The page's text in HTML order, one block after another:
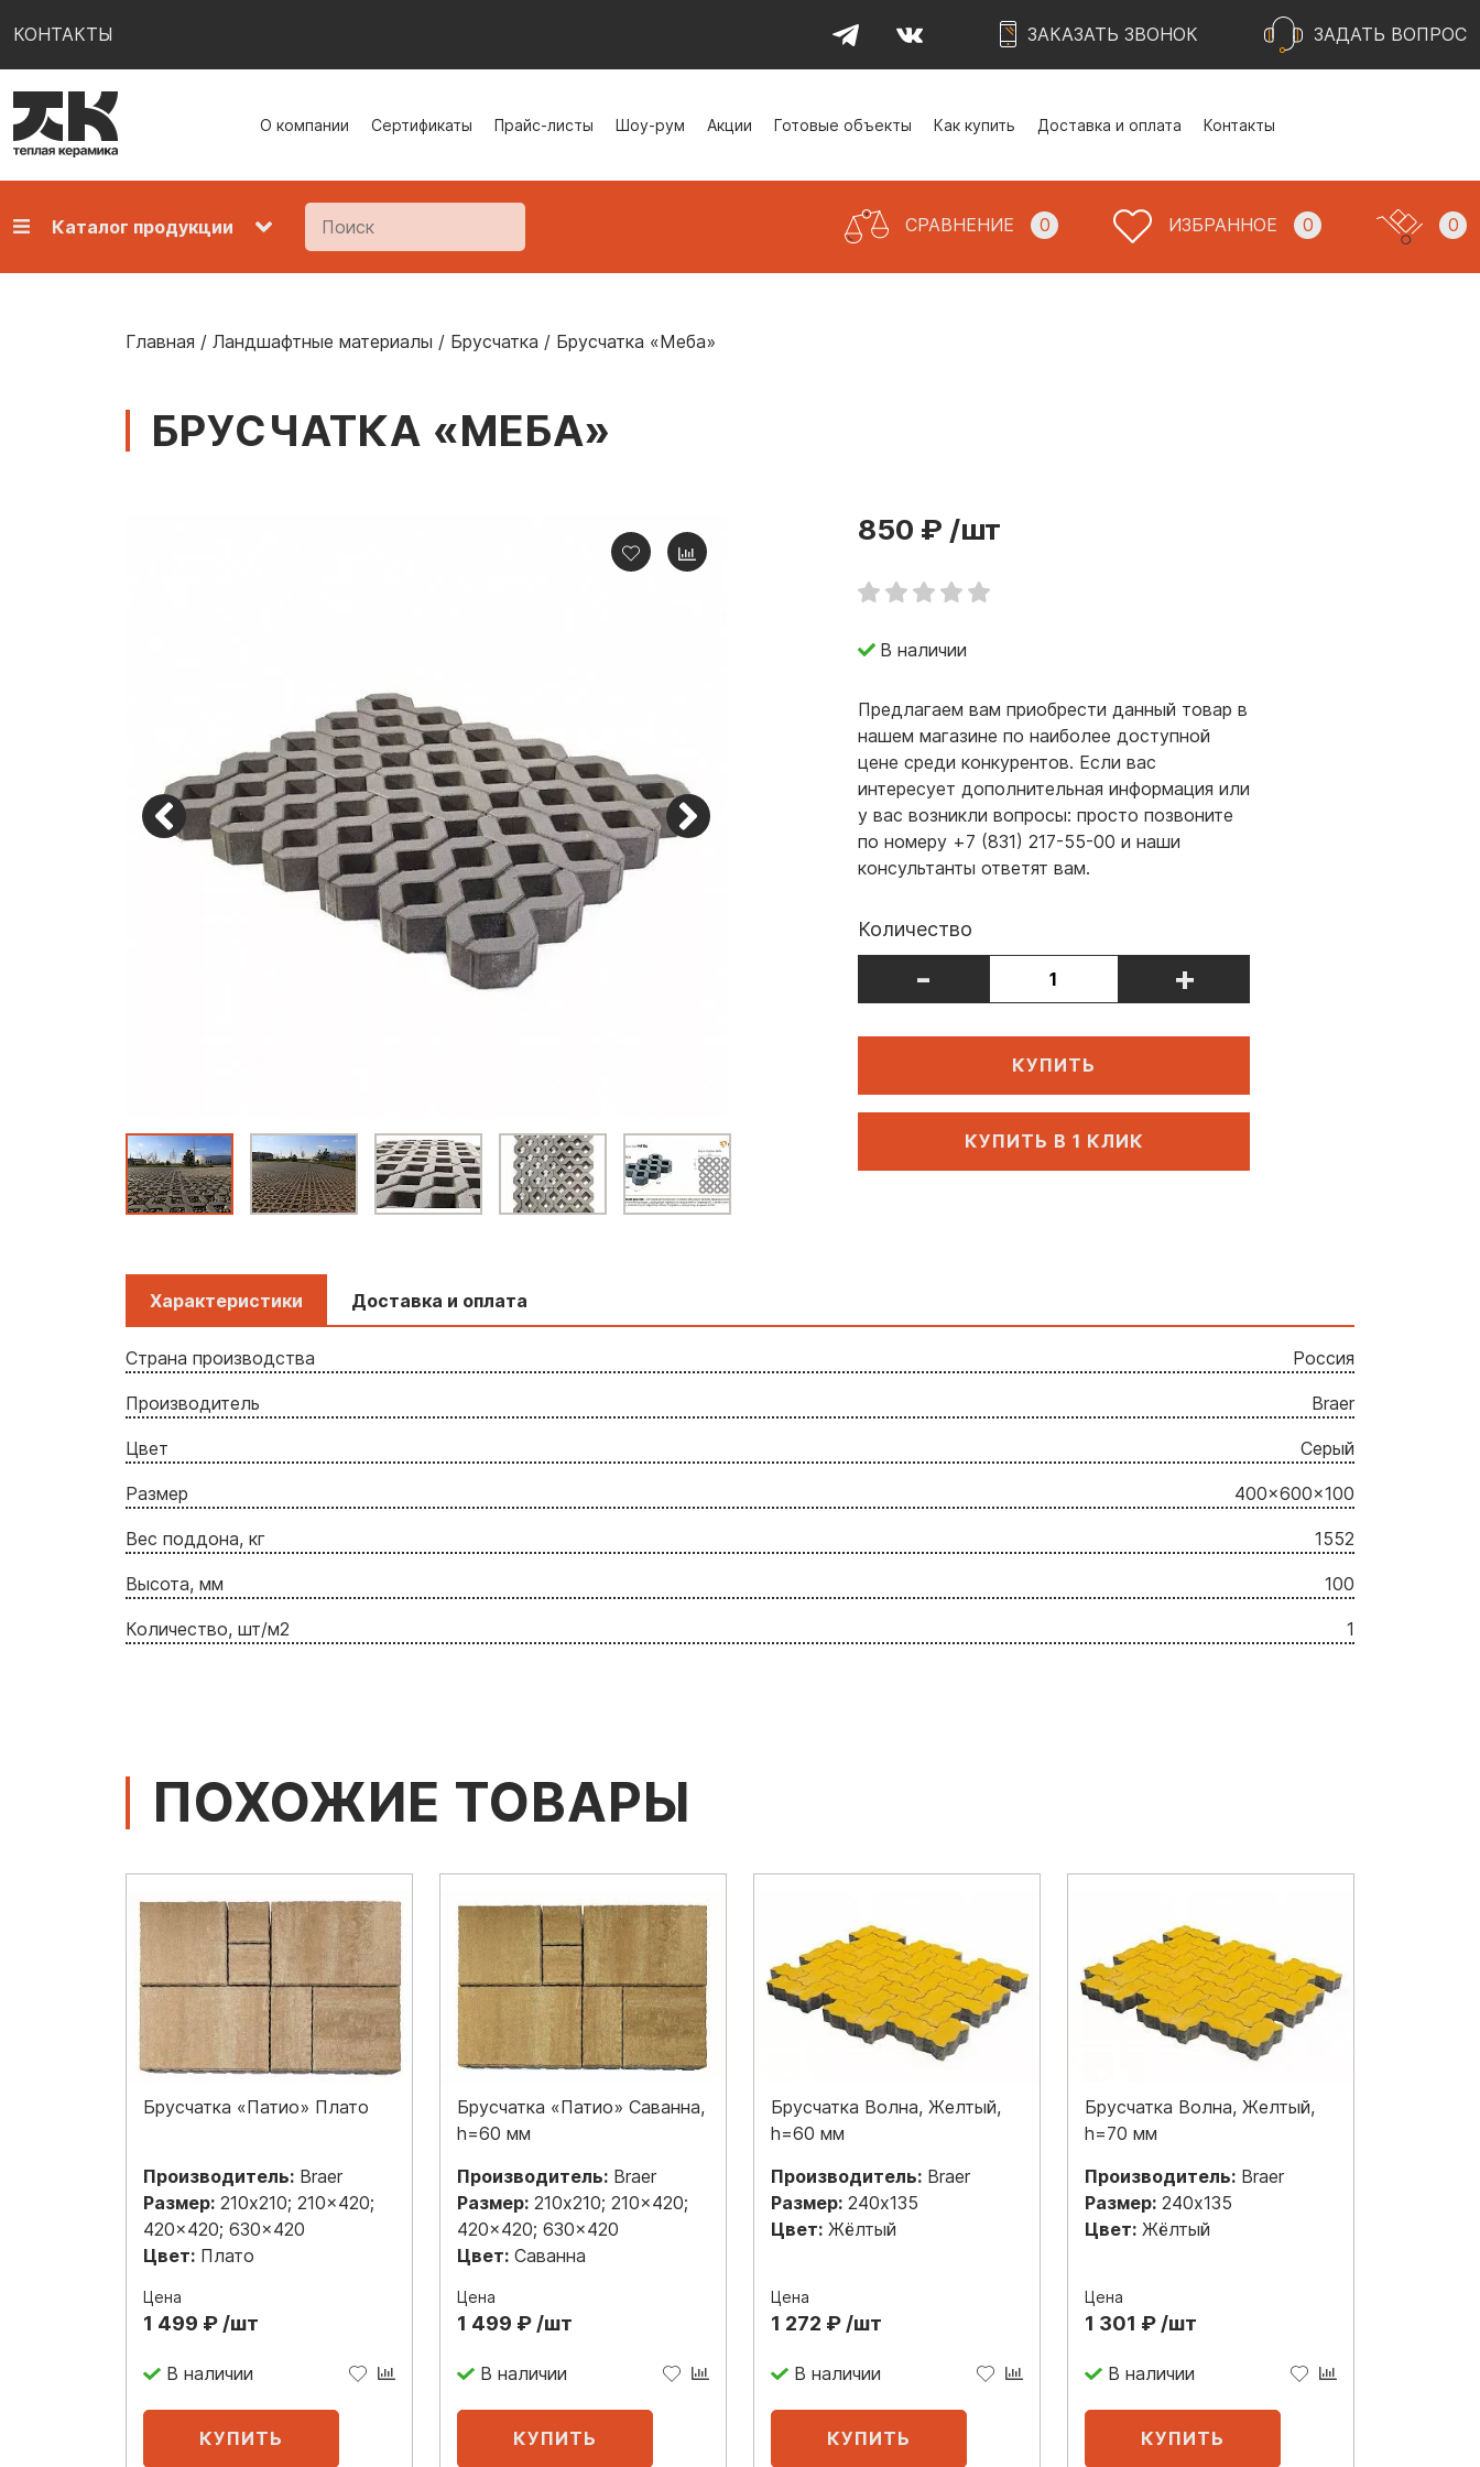
КОНТАКТЫ ЗАКАЗАТЬ ЗВОНОК ЗАДАТЬ ВОПРОС
О компании Сертификаты Прайс-листы Шоу-рум Акции Готовые объекты Как купить Доставка и оплата Контакты
Каталог продукции СРАВНЕНИЕ 0 ИЗБРАННОЕ 0 0
Главная / Ландшафтные материалы / Брусчатка / Брусчатка «Меба»
БРУСЧАТКА «МЕБА»
850 ₽ /шт
В наличии
Предлагаем вам приобрести данный товар в
нашем магазине по наиболее доступной
цене среди конкурентов. Если вас
интересует дополнительная информация или
у вас возникли вопросы: просто позвоните
по номеру +7 (831) 217-55-00 и наши
консультанты ответят вам.
Количество
- +
КУПИТЬ
КУПИТЬ В 1 КЛИК
Характеристики Доставка и оплата
Страна производства Россия
Производитель Braer
Цвет Серый
Размер 400x600x100
Вес поддона, кг 1552
Высота, мм 100
Количество, шт/м2 1
ПОХОЖИЕ ТОВАРЫ
Брусчатка «Патио» Плато
Производитель: Braer
Размер: 210x210; 210x420;
420x420; 630x420
Цвет: Плато
Цена
1 499 ₽ /шт
В наличии
Брусчатка «Патио» Саванна,
h=60 мм
Производитель: Braer
Размер: 210x210; 210x420;
420x420; 630x420
Цвет: Саванна
Цена
1 499 ₽ /шт
В наличии
Брусчатка Волна, Желтый,
h=60 мм
Производитель: Braer
Размер: 240x135
Цвет: Жёлтый
Цена
1 272 ₽ /шт
В наличии
Брусчатка Волна, Желтый,
h=70 мм
Производитель: Braer
Размер: 240x135
Цвет: Жёлтый
Цена
1 301 ₽ /шт
В наличии